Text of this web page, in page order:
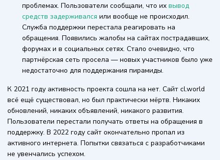
проблемах. Пользователи сообщали, что их вывод
средств задерживался или вообще не происходил.
Служба поддержки перестала реагировать на
обращения. Появились жалобы на сайтах пострадавших,
форумах и в социальных сетях. Стало очевидно, что
партнёрская сеть просела — новых участников было уже
недостаточно для поддержания пирамиды.
К 2021 году активность проекта сошла на нет. Сайт cl.world
всё ещё существовал, но был практически мёртв. Никаких
обновлений, никаких объявлений, никакого развития.
Пользователи перестали получать ответы на обращения в
поддержку. В 2022 году сайт окончательно пропал из
активного интернета. Попытки связаться с разработчиками
не увенчались успехом.